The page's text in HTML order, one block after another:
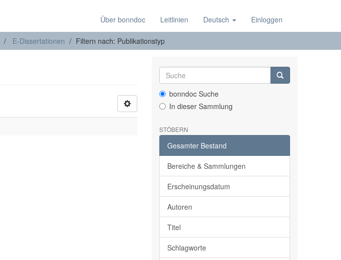
Über bonndoc Leitlinien Deutsch Einloggen
E-Dissertationen Filtern nach: Publikationstyp
bonndoc Suche
In dieser Sammlung
STÖBERN
Gesamter Bestand
Bereiche & Sammlungen
Erscheinungsdatum
Autoren
Titel
Schlagworte